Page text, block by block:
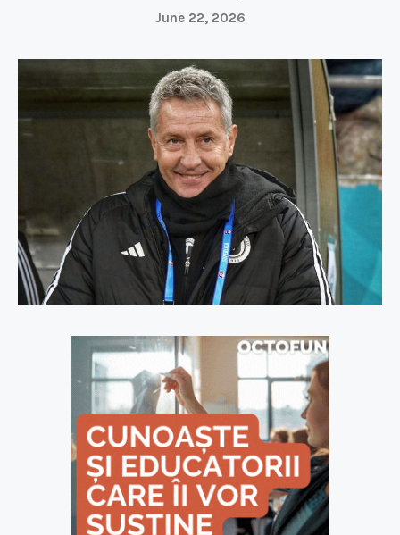
June 22, 2026